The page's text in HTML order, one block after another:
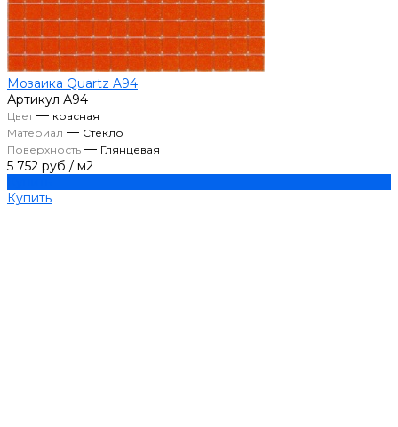
Мозаика Quartz A94
Артикул А94
Цвет— красная
Материал — Стекло
Поверхность — Глянцевая
5 752 руб / м2
Купить